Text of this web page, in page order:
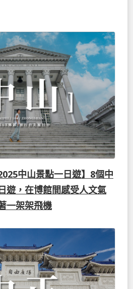
中山景點一日遊】8個中
遊，在博館間感受人文氣
一架架飛機